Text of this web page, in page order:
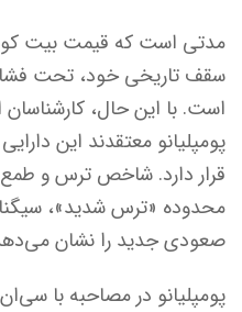
سقف تاریخی خود، تحت
است. با این حال، کارشناسان
پومپلیانو معتقدند این
قرار دارد. شاخص ترس و طمع
محدوده «ترس شدید»،
صعودی جدید را نشان
پومپلیانو در مصاحبه با